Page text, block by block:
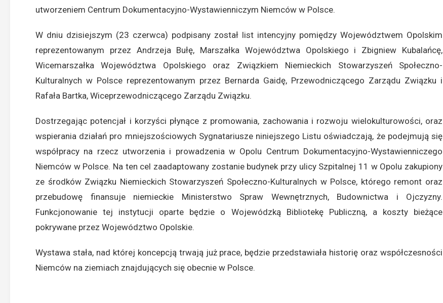
utworzeniem Centrum Dokumentacyjno-Wystawienniczym Niemców w Polsce.
W dniu dzisiejszym (23 czerwca) podpisany został list intencyjny pomiędzy Województwem Opolskim
reprezentowanym przez Andrzeja Bułę, Marszałka Województwa Opolskiego i Zbigniew Kubalańcę,
Wicemarszałka Województwa Opolskiego oraz Związkiem Niemieckich Stowarzyszeń Społeczno-
Kulturalnych w Polsce reprezentowanym przez Bernarda Gaidę, Przewodniczącego Zarządu Związku i
Rafała Bartka, Wiceprzewodniczącego Zarządu Związku.
Dostrzegając potencjał i korzyści płynące z promowania, zachowania i rozwoju wielokulturowości, oraz
wspierania działań pro mniejszościowych Sygnatariusze niniejszego Listu oświadczają, że podejmują się
współpracy na rzecz utworzenia i prowadzenia w Opolu Centrum Dokumentacyjno-Wystawienniczego
Niemców w Polsce. Na ten cel zaadaptowany zostanie budynek przy ulicy Szpitalnej 11 w Opolu zakupiony
ze środków Związku Niemieckich Stowarzyszeń Społeczno-Kulturalnych w Polsce, którego remont oraz
przebudowę finansuje niemieckie Ministerstwo Spraw Wewnętrznych, Budownictwa i Ojczyzny.
Funkcjonowanie tej instytucji oparte będzie o Wojewódzką Bibliotekę Publiczną, a koszty bieżące
pokrywane przez Województwo Opolskie.
Wystawa stała, nad której koncepcją trwają już prace, będzie przedstawiała historię oraz współczesności
Niemców na ziemiach znajdujących się obecnie w Polsce.